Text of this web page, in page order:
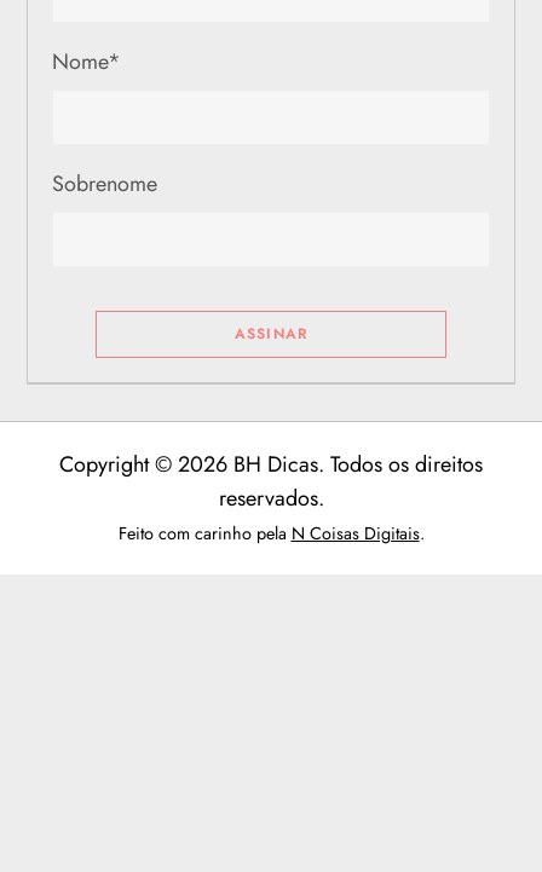
Nome*
Sobrenome
Copyright © 2026 BH Dicas. Todos os direitos
reservados.
Feito com carinho pela N Coisas Digitais.